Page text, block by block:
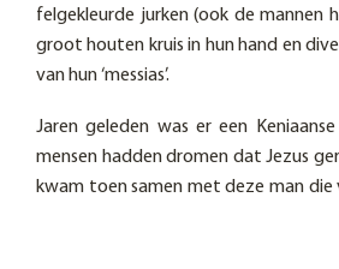
felgekleurde jurken (ook de mannen
groot houten kruis in hun hand en
van hun ‘messias’.
Jaren geleden was er een
mensen hadden dromen dat Jezus
kwam toen samen met deze man